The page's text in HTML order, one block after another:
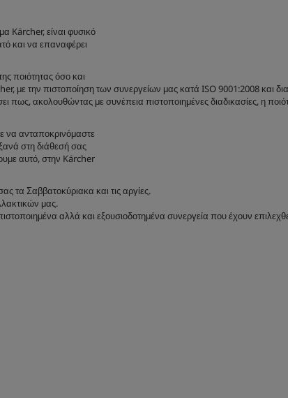
Kärcher, είναι φυσικό
και να επαναφέρει
ποιότητας όσο και
με την πιστοποίηση των συνεργείων μας κατά ISO 9001:2008 και
πως, ακολουθώντας με συνέπεια πιστοποιημένες διαδικασίες, η
να ανταποκρινόμαστε
στη διάθεσή σας
αυτό, στην Kärcher
τα Σαββατοκύριακα και τις αργίες.
μας.
αλλά και εξουσιοδοτημένα συνεργεία που έχουν